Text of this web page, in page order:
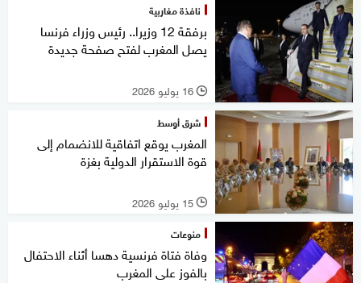
نافذة مغاربية
برفقة 12 وزيرا.. رئيس وزراء فرنسا
يصل المغرب لفتح صفحة جديدة
l 16 يوليو 2026
شرق أوسط
المغرب يوقع اتفاقية للانضمام إلى
قوة الاستقرار الدولية بغزة
l 15 يوليو 2026
منوعات
وفاة فتاة فرنسية دهسا أثناء الاحتفال
بالفوز على المغرب